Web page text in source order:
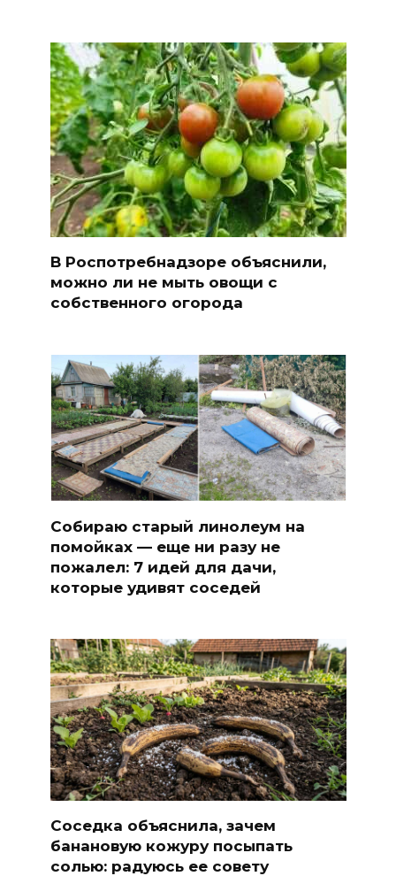
В Роспотребнадзоре объяснили,
можно ли не мыть овощи с
собственного огорода
Собираю старый линолеум на
помойках — еще ни разу не
пожалел: 7 идей для дачи,
которые удивят соседей
Соседка объяснила, зачем
банановую кожуру посыпать
солью: радуюсь ее совету